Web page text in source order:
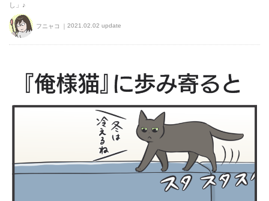
し」♪
フニャコ 2021.02.02 update